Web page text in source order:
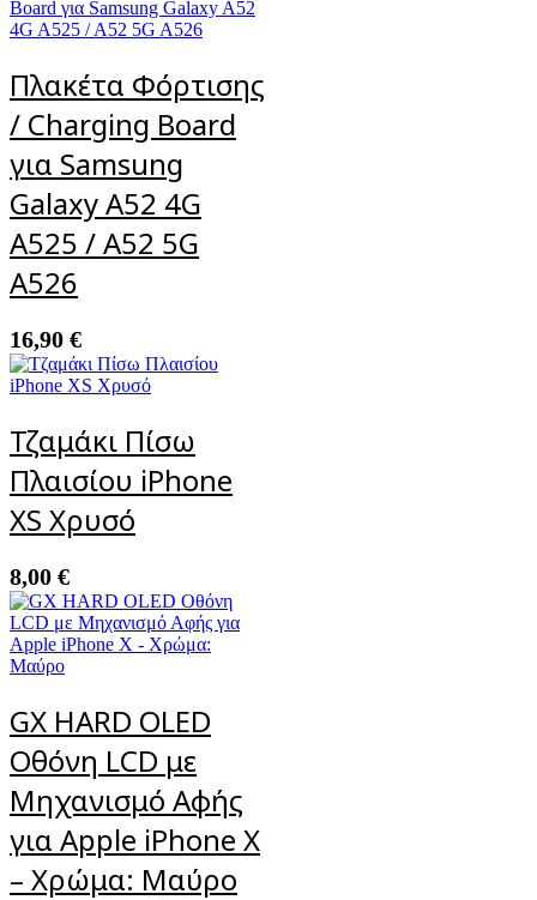
Πλακέτα Φόρτισης
/ Charging Board
για Samsung
Galaxy A52 4G
A525 / A52 5G
A526
16,90 €
Τζαμάκι Πίσω
Πλαισίου iPhone
XS Χρυσό
8,00 €
GX HARD OLED
Οθόνη LCD με
Μηχανισμό Αφής
για Apple iPhone X
– Χρώμα: Μαύρο